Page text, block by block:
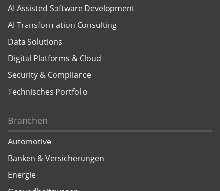
AI Assisted Software Development
AI Transformation Consulting
Data Solutions
Digital Platforms & Cloud
Security & Compliance
Technisches Portfolio
Branchen
Automotive
Banken & Versicherungen
Energie